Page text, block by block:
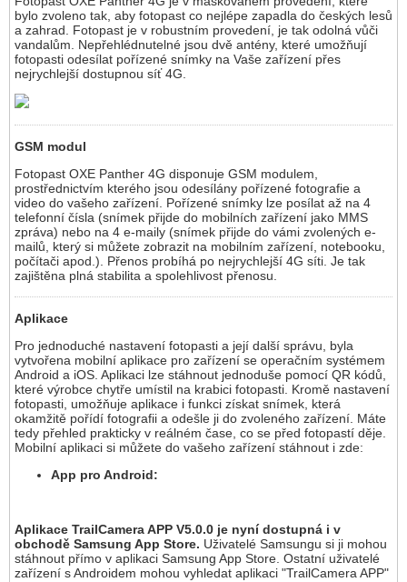
bylo zvoleno tak, aby fotopast co nejlépe zapadla do českých lesů
a zahrad. Fotopast je v robustním provedení, je tak odolná vůči
vandalům. Nepřehlédnutelné jsou dvě antény, které umožňují
fotopasti odesílat pořízené snímky na Vaše zařízení přes
nejrychlejší dostupnou síť 4G.
GSM modul
Fotopast OXE Panther 4G disponuje GSM modulem,
prostřednictvím kterého jsou odesílány pořízené fotografie a
video do vašeho zařízení. Pořízené snímky lze posílat až na 4
telefonní čísla (snímek přijde do mobilních zařízení jako MMS
zpráva) nebo na 4 e-maily (snímek přijde do vámi zvolených e-
mailů, který si můžete zobrazit na mobilním zařízení, notebooku,
počítači apod.). Přenos probíhá po nejrychlejší 4G síti. Je tak
zajištěna plná stabilita a spolehlivost přenosu.
Aplikace
Pro jednoduché nastavení fotopasti a její další správu, byla
vytvořena mobilní aplikace pro zařízení se operačním systémem
Android a iOS. Aplikaci lze stáhnout jednoduše pomocí QR kódů,
které výrobce chytře umístil na krabici fotopasti. Kromě nastavení
fotopasti, umožňuje aplikace i funkci získat snímek, která
okamžitě pořídí fotografii a odešle ji do zvoleného zařízení. Máte
tedy přehled prakticky v reálném čase, co se před fotopastí děje.
Mobilní aplikaci si můžete do vašeho zařízení stáhnout i zde:
App pro Android:
Aplikace TrailCamera APP V5.0.0 je nyní dostupná i v
obchodě Samsung App Store. Uživatelé Samsungu si ji mohou
stáhnout přímo v aplikaci Samsung App Store. Ostatní uživatelé
zařízení s Androidem mohou vyhledat aplikaci "TrailCamera APP"